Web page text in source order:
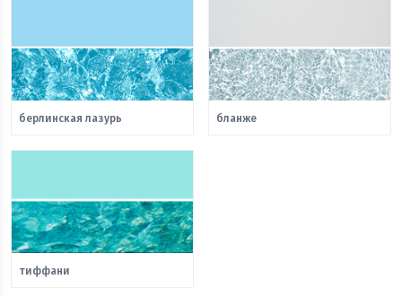
берлинская лазурь бланже
тиффани